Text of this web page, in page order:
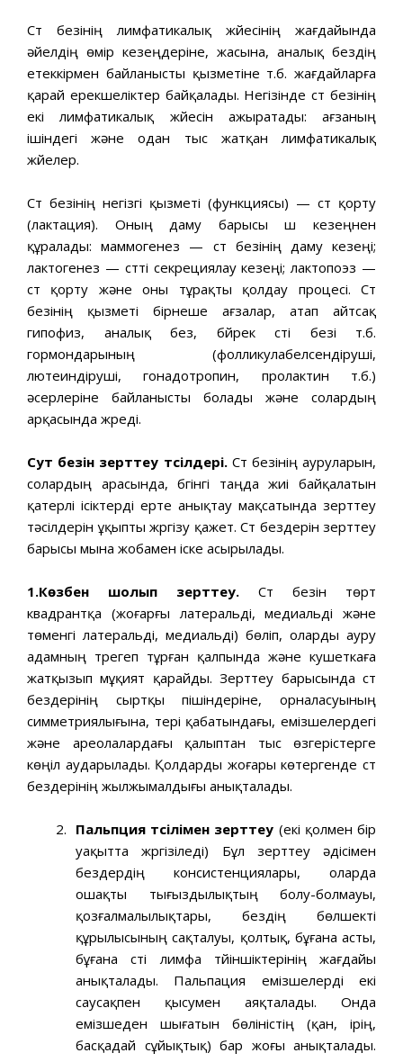
Сүт безінің лимфатикалық жүйесінің жағдайында
әйелдің өмір кезеңдеріне, жасына, аналық бездің
етеккірмен байланысты қызметіне т.б. жағдайларға
қарай ерекшеліктер байқалады. Негізінде сүт безінің
екі лимфатикалық жүйесін ажыратады: ағзаның
ішіндегі және одан тыс жатқан лимфатикалық
жүйелер.
Сүт безінің негізгі қызметі (функциясы) — сүт қорту
(лактация). Оның даму барысы үш кезеңнен
құралады: маммогенез — сүт безінің даму кезеңі;
лактогенез — сүтті секрециялау кезеңі; лактопоэз —
сүт қорту және оны тұрақты қолдау процесі. Сүт
безінің қызметі бірнеше ағзалар, атап айтсақ
гипофиз, аналық без, бүйрек үсті безі т.б.
гормондарының (фолликулабелсендіруші,
лютеиндіруші, гонадотропин, пролактин т.б.)
әсерлеріне байланысты болады және солардың
арқасында жүреді.
Сут безін зерттеу тәсілдері.Сүт безінің ауруларын,
солардың арасында, бүгінгі таңда жиі байқалатын
қатерлі ісіктерді ерте анықтау мақсатында зерттеу
тәсілдерін ұқыпты жүргізу қажет. Сүт бездерін зерттеу
барысы мына жобамен іске асырылады.
1.Көзбен шолып зерттеу. Сүт безін төрт
квадрантқа (жоғарғы латеральді, медиальді және
төменгі латеральді, медиальді) бөліп, оларды ауру
адамның түрегеп тұрған қалпында және кушеткаға
жатқызып мұқият қарайды. Зерттеу барысында сүт
бездерінің сыртқы пішіндеріне, орналасуының
симметриялығына, тері қабатындағы, емізшелердегі
және ареолалардағы қалыптан тыс өзгерістерге
көңіл аударылады. Қолдарды жоғары көтергенде сүт
бездерінің жылжымалдығы анықталады.
Пальпция тәсілімен зерттеу (екі қолмен бір
уақытта жүргізіледі) Бұл зерттеу әдісімен
бездердің консистенциялары, оларда
ошақты тығыздылықтың болу-болмауы,
қозғалмалылықтары, бездің бөлшекті
құрылысының сақталуы, қолтық, бұғана асты,
бұғана үсті лимфа түйіншіктерінің жағдайы
анықталады. Пальпация емізшелерді екі
саусақпен қысумен аяқталады. Онда
емізшеден шығатын бөліністің (қан, ірің,
басқадай сұйықтық) бар жоғы анықталады.